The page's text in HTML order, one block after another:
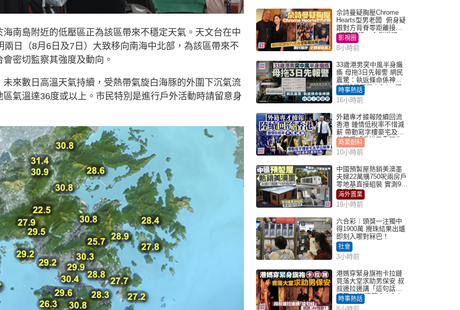
南島附近的低壓區正為該區帶來不穩定天氣。天文台在中
日（8月6日及7日）大致移向南海中北部，為該區帶來不
密切監察其強度及動向。
來數日高溫天氣持續，受熱帶氣旋白海豚的外圍下沉氣流
氣溫達36度或以上。市民特別是進行戶外活動時請留意身
佘詩曼疑胸壓Chrome
Hearts型男老闆 俯身疑
跟對方背脊零距離接觸
網民驚呼：企側邊唔
得？
影視圈
8小時前
33歲港男突中風半身癱
瘓 母拖3日先報警 網民
震驚：執返條命係神蹟
自爆2個惡習｜Juicy叮
時事熱話
16小時前
外籍專才據報陸續回流
香港 鍾情低稅率不惜減
薪 帶動寫字樓豪宅及學
位競爭「香港已重現生
機」
商業創科
10小時前
中國預製屋熱銷美澳墨
夫婦22萬購750呎兩房戶
零地基直接組裝 實測9個
月激讚
海外置業
19小時前
六合彩︱頭獎一注獨中
得1900萬 攪珠結果出爐
即刻入嚟對冧巴！
社會
3小時前
港媽穿緊身旗袍卡拉鏈
竟落大堂求助男保安 叔
叔邊拉邊講「這句話」
網民：AV情節？｜Juicy
叮
時事熱話